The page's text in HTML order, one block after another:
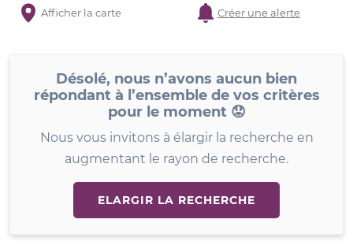
Afficher la carte Créer une alerte
Désolé, nous n’avons aucun bien
répondant à l’ensemble de vos critères
pour le moment 😟
Nous vous invitons à élargir la recherche en
augmentant le rayon de recherche.
ELARGIR LA RECHERCHE